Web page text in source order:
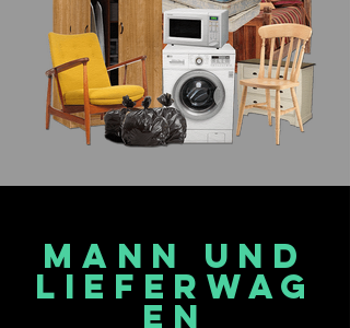
MANN UND
LIEFERWAG
EN